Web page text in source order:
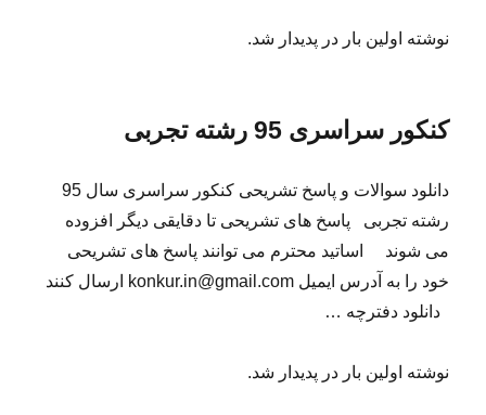
نوشته اولین بار در پدیدار شد.
کنکور سراسری 95 رشته تجربی
دانلود سوالات و پاسخ تشریحی کنکور سراسری سال 95
رشته تجربی پاسخ های تشریحی تا دقایقی دیگر افزوده
می شوند اساتید محترم می توانند پاسخ های تشریحی
خود را به آدرس ایمیل konkur.in@gmail.com ارسال کنند
دانلود دفترچه …
نوشته اولین بار در پدیدار شد.